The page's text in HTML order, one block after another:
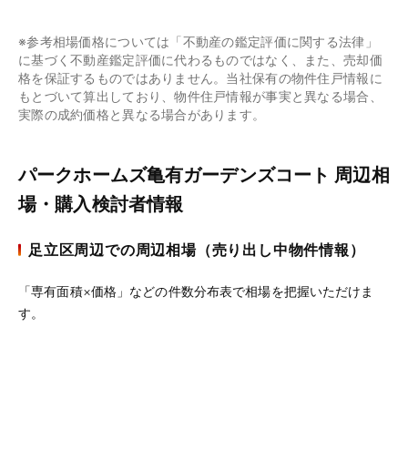
※参考相場価格については「不動産の鑑定評価に関する法律」
に基づく不動産鑑定評価に代わるものではなく、また、売却価
格を保証するものではありません。当社保有の物件住戸情報に
もとづいて算出しており、物件住戸情報が事実と異なる場合、
実際の成約価格と異なる場合があります。
パークホームズ亀有ガーデンズコート 周辺相
場・購入検討者情報
足立区周辺での周辺相場（売り出し中物件情報）
「専有面積×価格」などの件数分布表で相場を把握いただけま
す。